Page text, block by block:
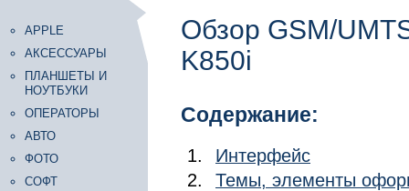
APPLE
АКСЕССУАРЫ
ПЛАНШЕТЫ И
НОУТБУКИ
ОПЕРАТОРЫ
АВТО
ФОТО
СОФТ
Обзор GSM/
K850i
Содержание:
Интерфейс
Темы, элементы